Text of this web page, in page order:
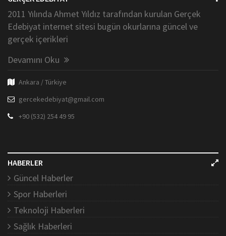
2011 Yılında Ahmet Yıldız tarafından kurulan Gerçek
Edebiyat internet sitesi bugün okurlarına güncel ve
gerçek içerikleri
Devamını Oku
Ankara / Türkiye
gercekedebiyat@gmail.com
+90 (532) 254 49 95
HABERLER
Güncel Haberler
Spor Haberleri
Teknoloji Haberleri
Sağlık Haberleri